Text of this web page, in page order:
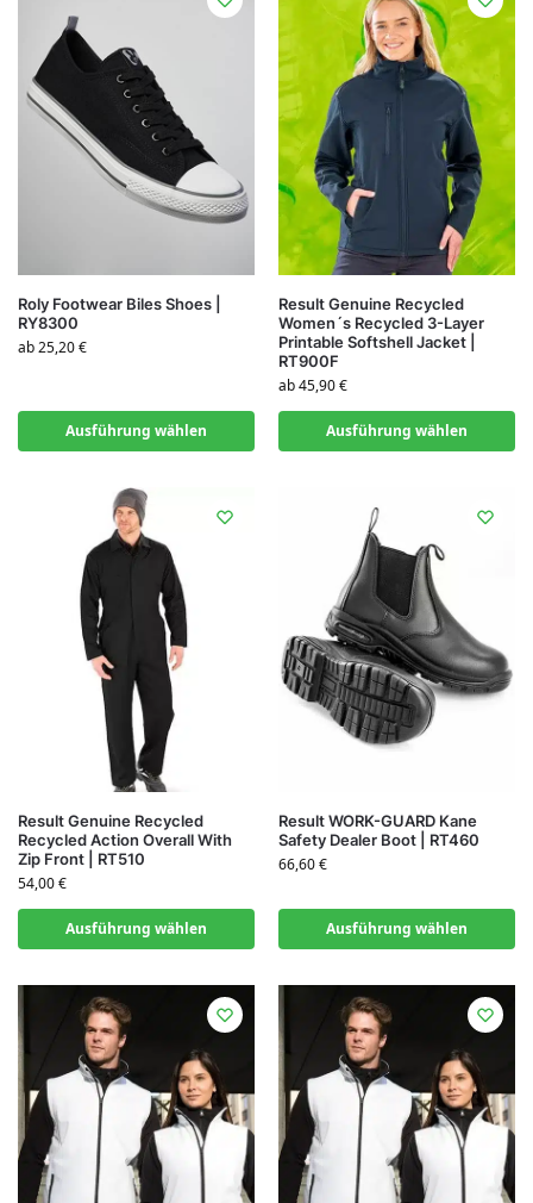
Roly Footwear Biles Shoes |
RY8300
ab25,20€
Ausführung wählen
Result Genuine Recycled
Women´s Recycled 3-Layer
Printable Softshell Jacket |
RT900F
ab45,90€
Ausführung wählen
Result Genuine Recycled
Recycled Action Overall With
Zip Front | RT510
54,00€
Ausführung wählen
Result WORK-GUARD Kane
Safety Dealer Boot | RT460
66,60€
Ausführung wählen